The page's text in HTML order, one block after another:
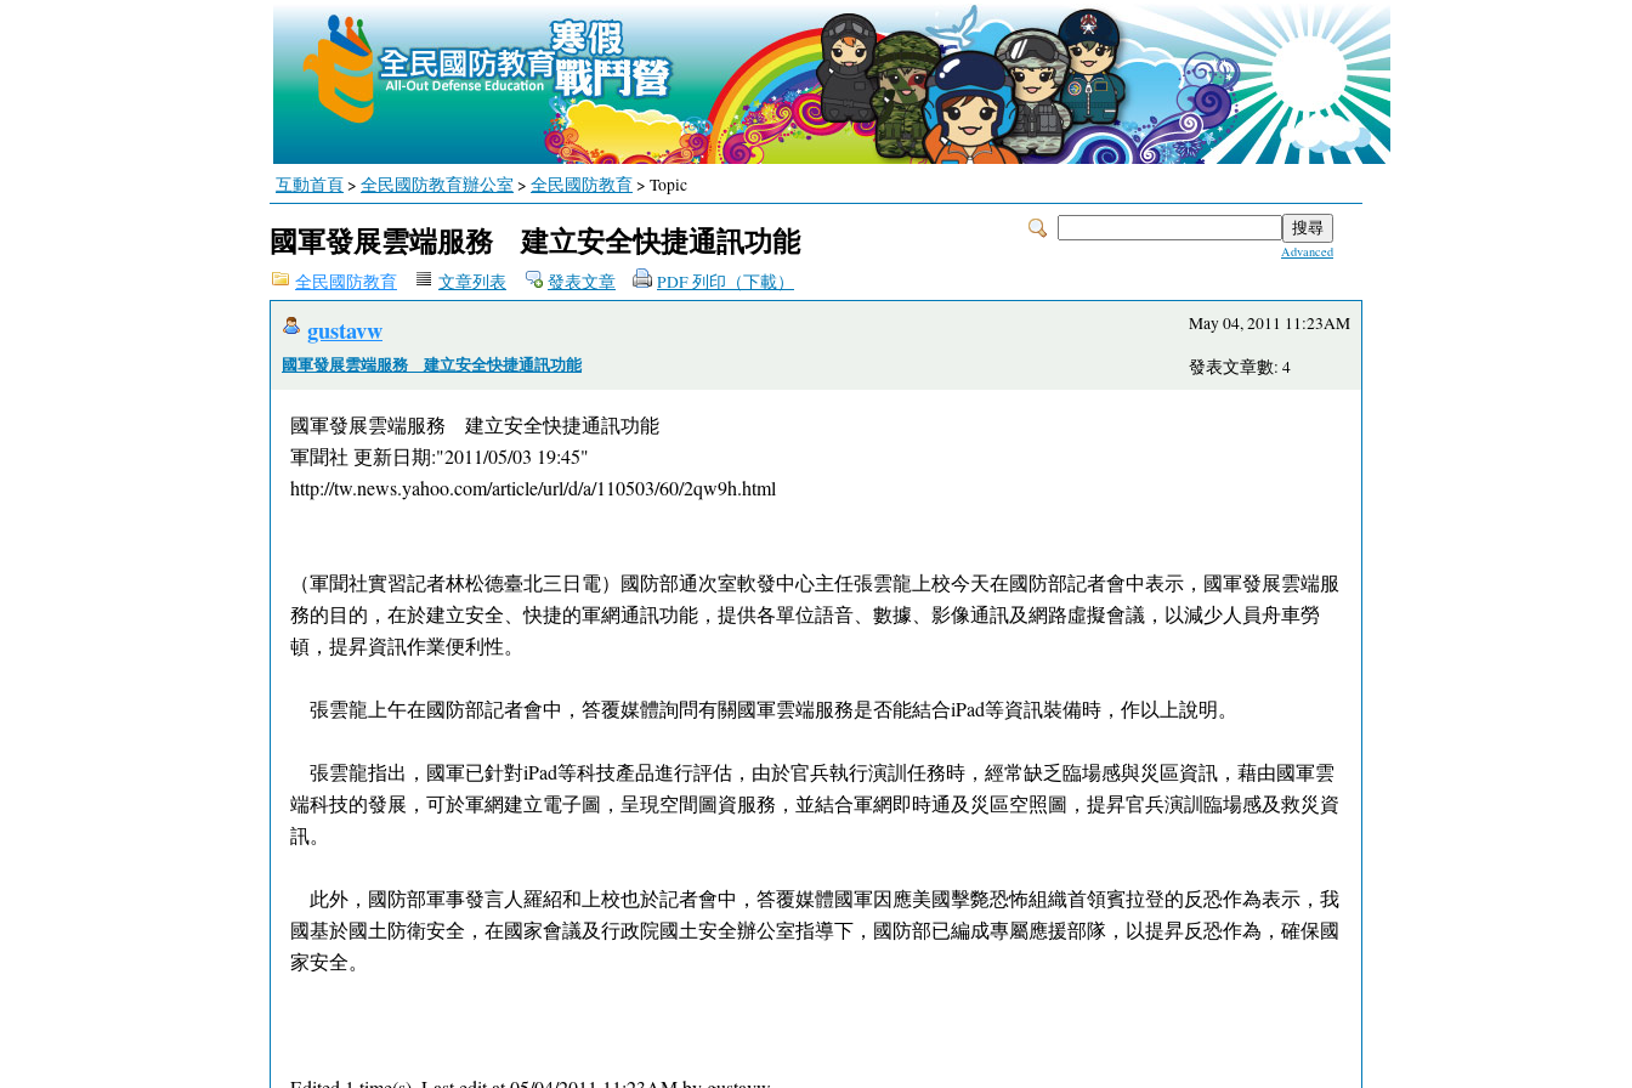
互動首頁> 全民國防教育辦公室 > 全民國防教育> Topic
Advanced
國軍發展雲端服務 建立安全快捷通訊功能
全民國防教育 文章列表 發表文章 PDF 列印（下載）
gustavw
國軍發展雲端服務 建立安全快捷通訊功能
May 04, 2011 11:23AM
發表文章數: 4
國軍發展雲端服務 建立安全快捷通訊功能
軍聞社 更新日期:"2011/05/03 19:45"
http://tw.news.yahoo.com/article/url/d/a/110503/60/2qw9h.html
（軍聞社實習記者林松德臺北三日電）國防部通次室軟發中心主任張雲龍上校今天在國防部記者會中表示，國軍發展雲端服
務的目的，在於建立安全、快捷的軍網通訊功能，提供各單位語音、數據、影像通訊及網路虛擬會議，以減少人員舟車勞
頓，提昇資訊作業便利性。
張雲龍上午在國防部記者會中，答覆媒體詢問有關國軍雲端服務是否能結合iPad等資訊裝備時，作以上說明。
張雲龍指出，國軍已針對iPad等科技產品進行評估，由於官兵執行演訓任務時，經常缺乏臨場感與災區資訊，藉由國軍雲
端科技的發展，可於軍網建立電子圖，呈現空間圖資服務，並結合軍網即時通及災區空照圖，提昇官兵演訓臨場感及救災資
訊。
此外，國防部軍事發言人羅紹和上校也於記者會中，答覆媒體國軍因應美國擊斃恐怖組織首領賓拉登的反恐作為表示，我
國基於國土防衛安全，在國家會議及行政院國土安全辦公室指導下，國防部已編成專屬應援部隊，以提昇反恐作為，確保國
家安全。